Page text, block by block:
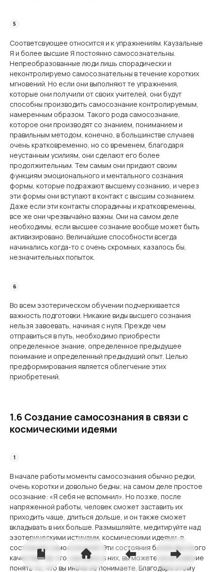
Соответсвующее относится и к упражнениям. Каузальные
Я и более высшие Я постоянно самосознательны.
Непреобразованные люди лишь спорадически и
неконтролируемо самосознательны в течение коротких
мгновений. Но если они выполняют те упражнения,
которые они получили от своих учителей, они будут
способны производить самосознание контролируемым,
намеренным образом. Такого рода самосознание,
которое они производят со знанием, пониманием и
правильным методом, конечно, в большинстве случаев
очень кратковременно, но со временем, благодаря
неустанным усилиям, они сделают его более
продолжительным. Тем самым они придают своим
функциям эмоционального и ментального сознания
формы, которые подражают высшему сознанию, и через
эти формы они вступают в контакт с высшим сознанием.
Даже если эти контакты спорадичны и кратковременны,
все же они чрезвычайно важны. Они на самом деле
необходимы, если высшее сознание вообще может быть
активизировано. Величайшие способности всегда
начинались когда-то с очень скромных, казалось бы,
незначительных попыток.
Во всем эзотерическом обучении подчеркивается
важность подготовки. Никакие виды высшего сознания
нельзя завоевать, начиная с нуля. Прежде чем
отправиться в путь, необходимо приобрести
определенное знание, определенное предыдущее
понимание и определенный предыдущий опыт. Целью
предформирования является облегчение этих
приобретений.
1.6 Создание самосознания в связи с
космическими идеями
В начале работы моменты самосознания обычно редки,
очень коротки и довольно бедны; на самом деле простое
осознание: «Я себя не вспомнил». Но позже, после
напряженной работы, человек сможет заставить их
приходить чаще, длиться дольше, и он также сможет
вкладывать в них больше. Размышляйте, медитируйте над
эзотерическими истинами, космическими идеями, в
состояниях самосознания! Эти состояния более высокого
качества, так что, находясь в них, вы можете на мгновение
понять то, что вы иначе не понимаете. Благодаря этому